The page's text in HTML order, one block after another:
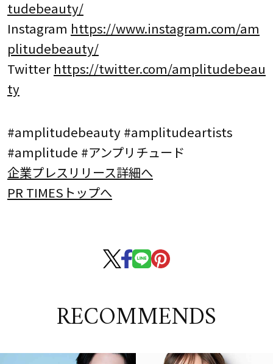
tudebeauty/
Instagram https://www.instagram.com/am
plitudebeauty/
Twitter https://twitter.com/amplitudebeau
ty
#amplitudebeauty #amplitudeartists
#amplitude #アンプリチュード
企業プレスリリース詳細へ
PR TIMESトップへ
RECOMMENDS